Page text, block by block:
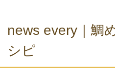
news every｜鯛
シピ